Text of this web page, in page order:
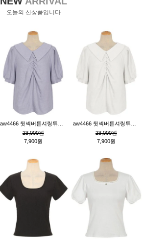
오늘의 신상품입니다
23,000원
7,900원
23,000원
7,900원